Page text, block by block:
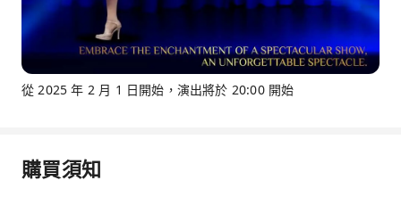
從 2025 年 2 月 1 日開始，演出將於 20:00 開始
購買須知